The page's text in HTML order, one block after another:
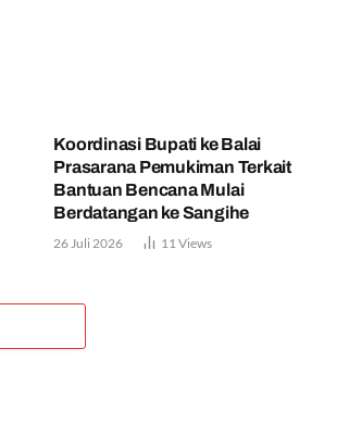
Koordinasi Bupati ke Balai
Prasarana Pemukiman Terkait
Bantuan Bencana Mulai
Berdatangan ke Sangihe
26 Juli 2026 11Views